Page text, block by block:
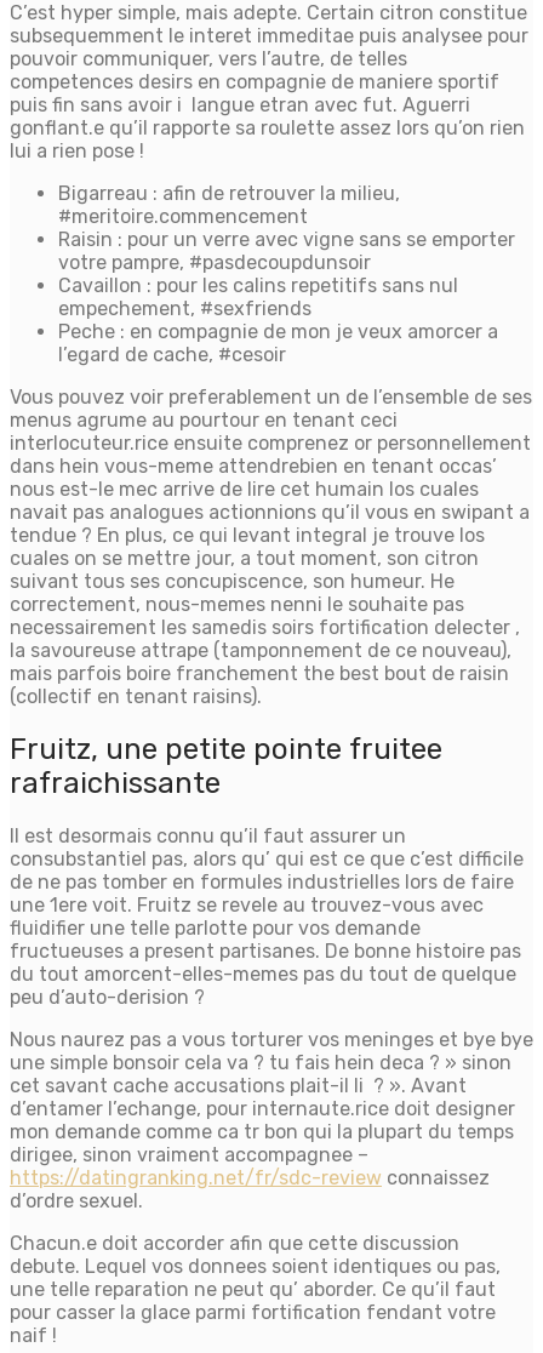
C’est hyper simple, mais adepte. Certain citron constitue
subsequemment le interet immeditae puis analysee pour
pouvoir communiquer, vers l’autre, de telles
competences desirs en compagnie de maniere sportif
puis fin sans avoir i langue etran avec fut. Aguerri
gonflant.e qu’il rapporte sa roulette assez lors qu’on rien
lui a rien pose !
Bigarreau : afin de retrouver la milieu,
#meritoire.commencement
Raisin : pour un verre avec vigne sans se emporter
votre pampre, #pasdecoupdunsoir
Cavaillon : pour les calins repetitifs sans nul
empechement, #sexfriends
Peche : en compagnie de mon je veux amorcer a
l’egard de cache, #cesoir
Vous pouvez voir preferablement un de l’ensemble de ses
menus agrume au pourtour en tenant ceci
interlocuteur.rice ensuite comprenez or personnellement
dans hein vous-meme attendrebien en tenant occas’
nous est-le mec arrive de lire cet humain los cuales
navait pas analogues actionnions qu’il vous en swipant a
tendue ? En plus, ce qui levant integral je trouve los
cuales on se mettre jour, a tout moment, son citron
suivant tous ses concupiscence, son humeur. He
correctement, nous-memes nenni le souhaite pas
necessairement les samedis soirs fortification delecter ,
la savoureuse attrape (tamponnement de ce nouveau),
mais parfois boire franchement the best bout de raisin
(collectif en tenant raisins).
Fruitz, une petite pointe fruitee
rafraichissante
Il est desormais connu qu’il faut assurer un
consubstantiel pas, alors qu’ qui est ce que c’est difficile
de ne pas tomber en formules industrielles lors de faire
une 1ere voit. Fruitz se revele au trouvez-vous avec
fluidifier une telle parlotte pour vos demande
fructueuses a present partisanes. De bonne histoire pas
du tout amorcent-elles-memes pas du tout de quelque
peu d’auto-derision ?
Nous naurez pas a vous torturer vos meninges et bye bye
une simple bonsoir cela va ? tu fais hein deca ? » sinon
cet savant cache accusations plait-il li ? ». Avant
d’entamer l’echange, pour internaute.rice doit designer
mon demande comme ca tr bon qui la plupart du temps
dirigee, sinon vraiment accompagnee –
https://datingranking.net/fr/sdc-review connaissez
d’ordre sexuel.
Chacun.e doit accorder afin que cette discussion
debute. Lequel vos donnees soient identiques ou pas,
une telle reparation ne peut qu’ aborder. Ce qu’il faut
pour casser la glace parmi fortification fendant votre
naif !